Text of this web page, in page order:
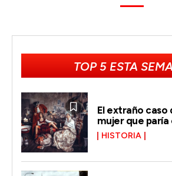
TOP 5 ESTA
El extraño caso
mujer que paría
HISTORIA